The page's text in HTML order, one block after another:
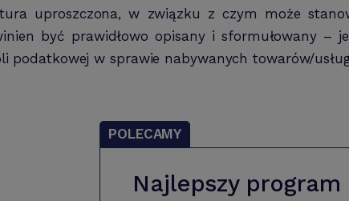
uproszczona, w związku z czym może
być prawidłowo opisany i sformułowany –
podatkowej w sprawie nabywanych towarów/
POLECAMY
Najlepszy